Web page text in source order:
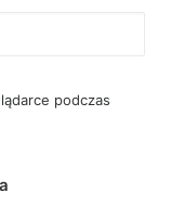
podczas